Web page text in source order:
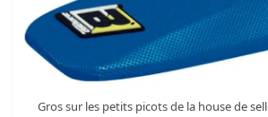
Gros sur les petits picots de la house de